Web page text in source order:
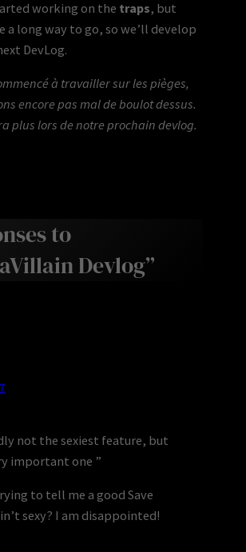
working on the traps, but
a long way to go, so we’ll develop
DevLog.
à travailler sur les pièges,
encore pas mal de boulot dessus.
plus lors de notre prochain devlog.
to
Devlog”
not the sexiest feature, but
important one ”
to tell me a good Save
sexy? I am disappointed!